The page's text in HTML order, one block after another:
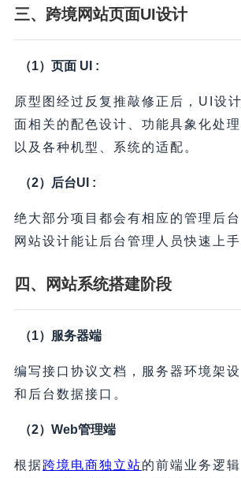
三、跨境网站页面UI设计
（1）页面 UI :
原型图经过反复推敲修正后，UI设
面相关的配色设计、功能具象化处理
以及各种机型、系统的适配。
（2）后台UI :
绝大部分项目都会有相应的管理后
网站设计能让后台管理人员快速上手
四、网站系统搭建阶段
（1）服务器端
编写接口协议文档，服务器环境架
和后台数据接口。
（2）Web管理端
根据跨境电商独立站的前端业务逻